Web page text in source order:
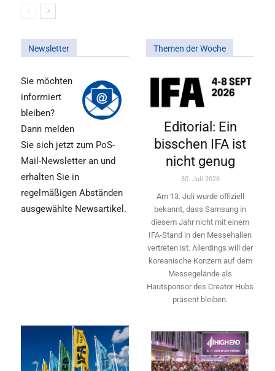
Newsletter
Sie möchten
informiert
bleiben?
Dann melden
Sie sich jetzt zum PoS-
Mail-Newsletter an und
erhalten Sie in
regelmäßigen Abständen
ausgewählte Newsartikel.
Themen der Woche
Editorial: Ein
bisschen IFA ist
nicht genug
30. Juli 2026
Am 13. Juli wurde offiziell
bekannt, dass Samsung in
diesem Jahr nicht mit einem
IFA-Stand in den Messehallen
vertreten ist. Allerdings will ­der
koreanische Konzern auf dem
Messegelände als
Hautsponsor des Creator Hubs
präsent bleiben.